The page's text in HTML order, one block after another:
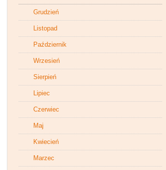
Grudzień
Listopad
Październik
Wrzesień
Sierpień
Lipiec
Czerwiec
Maj
Kwiecień
Marzec